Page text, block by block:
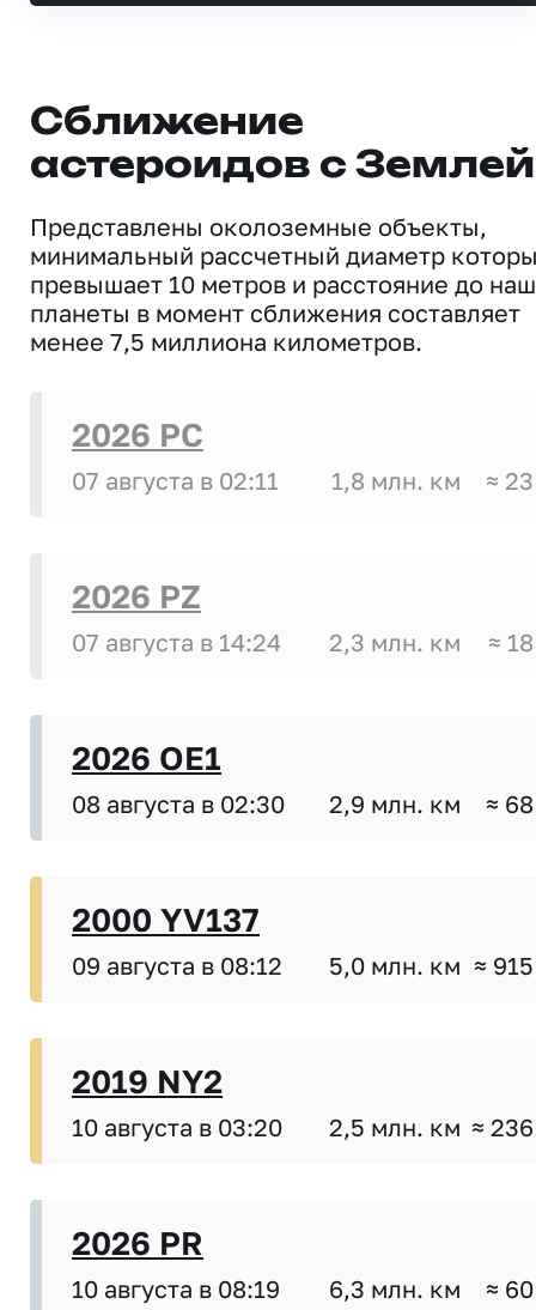
Сближение
астероидов с Землей
Представлены околоземные объекты,
минимальный рассчетный диаметр
превышает 10 метров и расстояние до
планеты в момент сближения составляет
менее 7,5 миллиона километров.
2026 PC
07 августа в 02:11 1,8 млн. км ≈
2026 PZ
07 августа в 14:24 2,3 млн. км ≈
2026 OE1
08 августа в 02:30 2,9 млн. км ≈
2000 YV137
09 августа в 08:12 5,0 млн. км ≈
2019 NY2
10 августа в 03:20 2,5 млн. км ≈
2026 PR
10 августа в 08:19 6,3 млн. км ≈